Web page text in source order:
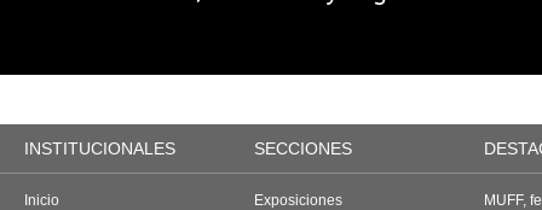
INSTITUCIONALES SECCIONES
Inicio
Exposiciones
MUFF,